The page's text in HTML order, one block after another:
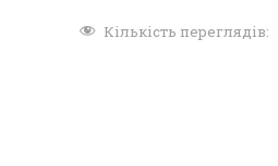
Кількість переглядів: